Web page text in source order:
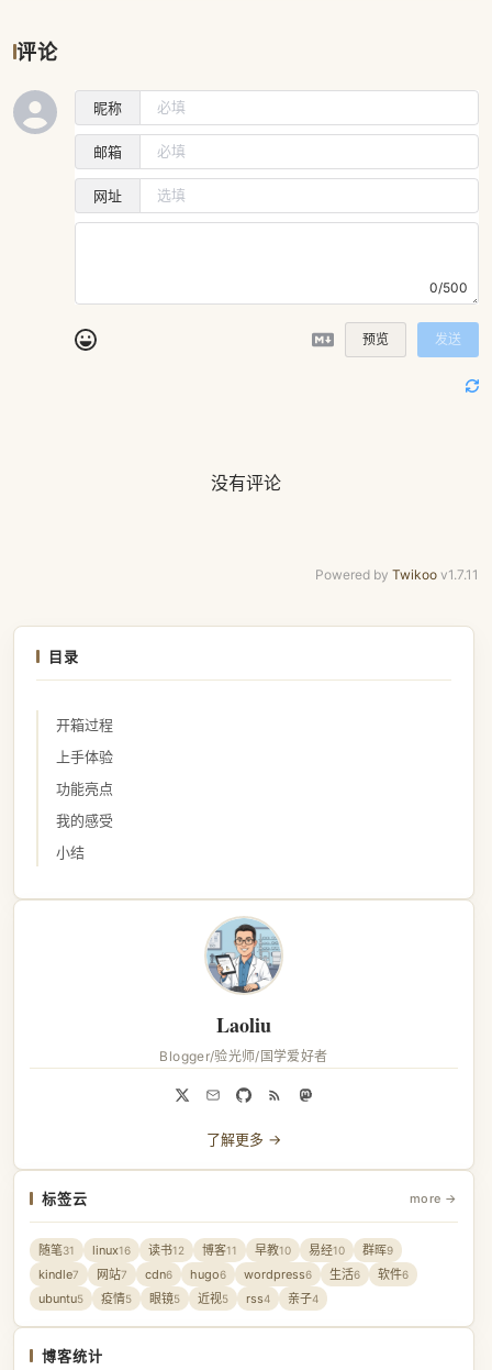
评论
昵称
邮箱
网址
0/500
预览 发送
没有评论
Powered by Twikoo v1.7.11
Laoliu
Blogger/验光师/国学爱好者
了解更多 →
标签云 more →
随笔31 linux16 读书12 博客11 早教10 易经10 群晖9
kindle7 网站7 cdn6 hugo6 wordpress6 生活6 软件6
ubuntu5 疫情5 眼镜5 近视5 rss4 亲子4
博客统计
目录
开箱过程
上手体验
功能亮点
我的感受
小结